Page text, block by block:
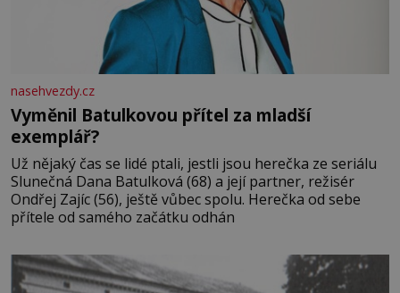
nasehvezdy.cz
Vyměnil Batulkovou přítel za mladší
exemplář?
Už nějaký čas se lidé ptali, jestli jsou herečka ze seriálu
Slunečná Dana Batulková (68) a její partner, režisér
Ondřej Zajíc (56), ještě vůbec spolu. Herečka od sebe
přítele od samého začátku odhán